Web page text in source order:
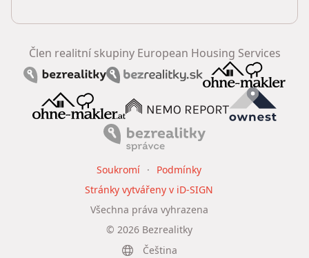
Člen realitní skupiny European Housing Services
© 2026Bezrealitky
Všechna práva vyhrazena
Soukromí
Podmínky
Stránky vytvářeny v iD-SIGN
Čeština